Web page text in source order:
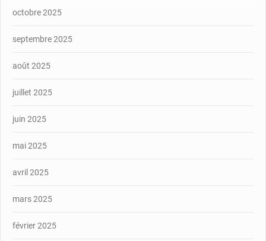
octobre 2025
septembre 2025
août 2025
juillet 2025
juin 2025
mai 2025
avril 2025
mars 2025
février 2025